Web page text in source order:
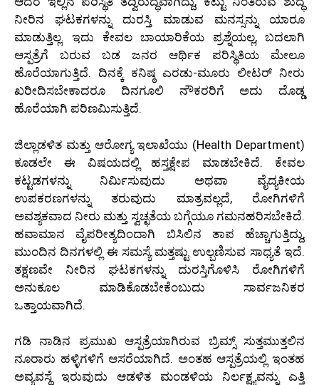
ನೀರಿನ ಘಟಕಗಳನ್ನು ದುರಸ್ತಿ ಮಾಡುವ ಮನಸ್ಸನ್ನು ಯಾರೂ
ಮಾಡುತ್ತಿಲ್ಲ. ಇದು ಕೇವಲ ಬಾಯಾರಿಕೆಯ ಪ್ರಶ್ನೆಯಲ್ಲ, ಬದಲಾಗಿ
ಆಸ್ಪತ್ರೆಗೆ ಬರುವ ಬಡ ಜನರ ಆರ್ಥಿಕ ಪರಿಸ್ಥಿತಿಯ ಮೇಲೂ
ಹೊರೆಯಾಗುತ್ತಿದೆ. ದಿನಕ್ಕೆ ಕನಿಷ್ಠ ಎರಡು-ಮೂರು ಲೀಟರ್ ನೀರು
ಖರೀದಿಸಬೇಕಾದರೂ ದಿನಗೂಲಿ ನೌಕರರಿಗೆ ಅದು ದೊಡ್ಡ
ಹೊರೆಯಾಗಿ ಪರಿಣಮಿಸುತ್ತಿದೆ.
ಜಿಲ್ಲಾಡಳಿತ ಮತ್ತು ಆರೋಗ್ಯ ಇಲಾಖೆಯು (Health Department)
ಕೂಡಲೇ ಈ ವಿಷಯದಲ್ಲಿ ಹಸ್ತಕ್ಷೇಪ ಮಾಡಬೇಕಿದೆ. ಕೇವಲ
ಕಟ್ಟಡಗಳನ್ನು ನಿರ್ಮಿಸುವುದು ಅಥವಾ ವೈದ್ಯಕೀಯ
ಉಪಕರಣಗಳನ್ನು ತರುವುದು ಮಾತ್ರವಲ್ಲದೆ, ರೋಗಿಗಳಿಗೆ
ಅವಶ್ಯಕವಾದ ನೀರು ಮತ್ತು ಸ್ವಚ್ಛತೆಯ ಬಗ್ಗೆಯೂ ಗಮನಹರಿಸಬೇಕಿದೆ.
ಹವಾಮಾನ ವೈಪರೀತ್ಯದಿಂದಾಗಿ ಬಿಸಿಲಿನ ತಾಪ ಹೆಚ್ಚಾಗುತ್ತಿದ್ದು,
ಮುಂದಿನ ದಿನಗಳಲ್ಲಿ ಈ ಸಮಸ್ಯೆ ಮತ್ತಷ್ಟು ಉಲ್ಬಣಿಸುವ ಸಾಧ್ಯತೆ ಇದೆ.
ತಕ್ಷಣವೇ ನೀರಿನ ಘಟಕಗಳನ್ನು ದುರಸ್ತಿಗೊಳಿಸಿ ರೋಗಿಗಳಿಗೆ
ಅನುಕೂಲ ಮಾಡಿಕೊಡಬೇಕೆಂಬುದು ಸಾರ್ವಜನಿಕರ
ಒತ್ತಾಯವಾಗಿದೆ.
ಗಡಿ ನಾಡಿನ ಪ್ರಮುಖ ಆಸ್ಪತ್ರೆಯಾಗಿರುವ ಬ್ರಿಮ್ಸ್ ಸುತ್ತಮುತ್ತಲಿನ
ನೂರಾರು ಹಳ್ಳಿಗಳಿಗೆ ಆಸರೆಯಾಗಿದೆ. ಅಂತಹ ಆಸ್ಪತ್ರೆಯಲ್ಲಿ ಇಂತಹ
ಅವ್ಯವಸ್ಥೆ ಇರುವುದು ಆಡಳಿತ ಮಂಡಳಿಯ ನಿರ್ಲಕ್ಷ್ಯವನ್ನು ಎತ್ತಿ